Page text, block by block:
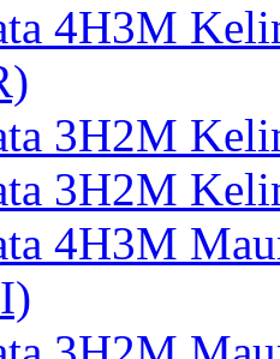
4H3M
3H2M
3H2M
4H3M